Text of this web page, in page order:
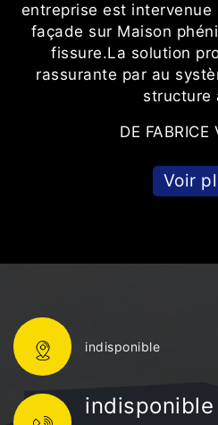
entreprise est
façade sur Maison
fissure.La solution
rassurante par au
structure
DE FABRICE
Voir
indisponible
indisponible